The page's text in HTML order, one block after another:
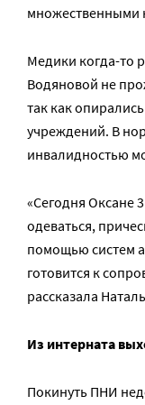
множественными
Медики когда-то
Водяновой не
так как
учреждений. В
инвалидностью
«Сегодня Оксане
одеваться,
помощью систем
готовится к
рассказала
Из интерната
Покинуть ПНИ